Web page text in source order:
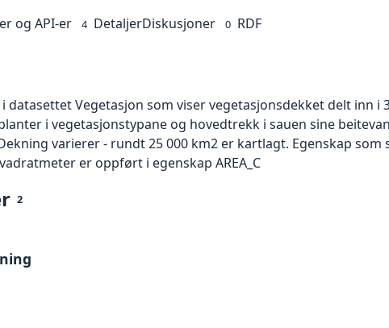
og API-er 4 DetaljerDiskusjoner 0 RDF
datasettet Vegetasjon som viser vegetasjonsdekket delt inn
i vegetasjonstypane og hovedtrekk i sauen sine
varierer - rundt 25 000 km2 er kartlagt. Egenskap
er oppført i egenskap AREA_C
2